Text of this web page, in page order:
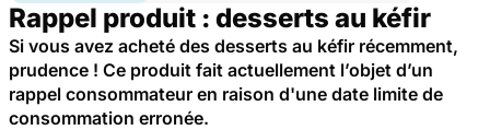
Rappel produit : desserts au kéfir
Si vous avez acheté des desserts au kéfir récemment,
prudence ! Ce produit fait actuellement l’objet d’un
rappel consommateur en raison d'une date limite de
consommation erronée.